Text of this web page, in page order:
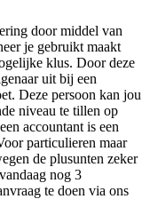
door middel van
je gebruikt maakt
klus. Door deze
uit bij een
Deze persoon kan jou
niveau te tillen op
accountant is een
particulieren maar
de plusunten zeker
nog 3
te doen via ons